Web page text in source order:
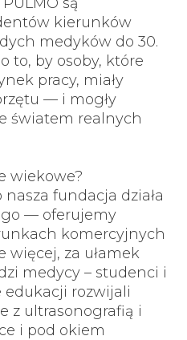
kierunków
medyków do 30.
to, by osoby, które
pracy, miały
— i mogły
światem realnych
wiekowe?
fundacja działa
— oferujemy
komercyjnych
więcej, za ułamek
medycy – studenci i
edukacji rozwijali
z ultrasonografią i
i pod okiem